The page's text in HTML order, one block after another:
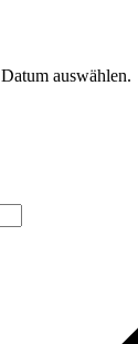
Datum auswählen.